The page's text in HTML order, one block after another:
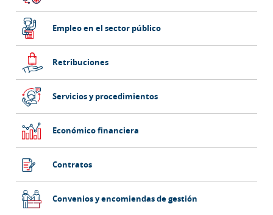
Empleo en el sector público
Retribuciones
Servicios y procedimientos
Económico financiera
Contratos
Convenios y encomiendas de gestión